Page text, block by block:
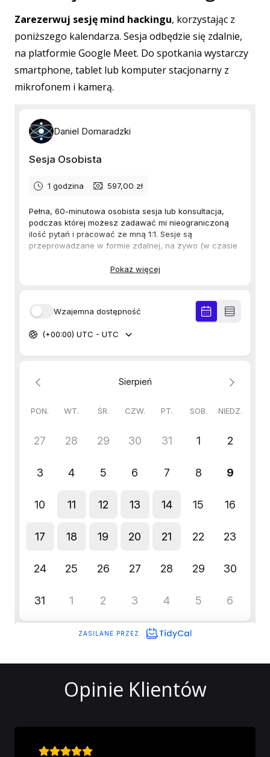
Zarezerwuj sesję mind hackingu, korzystając z
poniższego kalendarza. Sesja odbędzie się zdalnie,
na platformie Google Meet. Do spotkania wystarczy
smartphone, tablet lub komputer stacjonarny z
mikrofonem i kamerą.
Opinie Klientów